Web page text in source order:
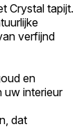
Crystal tapijt.
verfijnd
en
uw interieur
dat